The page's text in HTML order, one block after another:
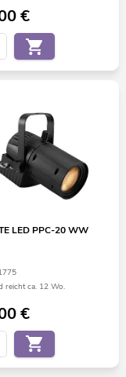
€
LED PPC-20 WW
reicht ca. 12 Wo.
€